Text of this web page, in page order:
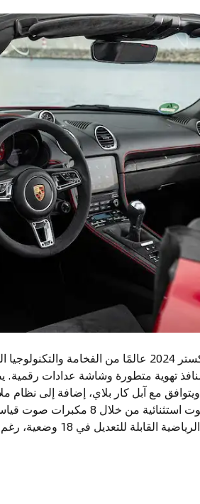
تحتضن مقصورة بورشه بوكستر 2024 عالمًا من
تهوية متطورة وشاشة عدادات
رغم أنها قد تكون ضيقة نوعًا ما في الفئات العليا.